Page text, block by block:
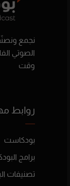
نجمع
الصوتي
وقت
روابط
بودكاست
برامج
تصنيفات